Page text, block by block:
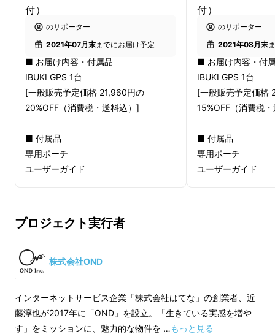
てもつきまといます。また、一人で長時間行動
もしも山の中でトラブルがあった場合にも、遠
常事態に気付ける可能性が高まりますし、もし
も捜索などが必要になった場合にも、早期の発
付）
のサポーター
2021年07月末までにお届け予定
■ お届け内容・付属品
IBUKI GPS 1台
[一般販売予定価格 21,960円の
20%OFF（消費税・送料込）]
■ 付属品
専用ポーチ
ユーザーガイド
※IBUKI GPSは携帯電話の回線を使って
通信を行うため、毎月の通信量やシス
は端末購入費とは別に月額の利用料を
お支払いいただく必要があります。
※専用ポーチはザックのショルダー
ハーネス部分にIBUKI GPS端末をマ
ジックテープで固定できるポーチで、
付）
のサポーター
2021年08月末
■ お届け内容・付
IBUKI GPS 1台
[一般販売予定価格
15%OFF（消費税
■ 付属品
専用ポーチ
ユーザーガイド
※専用ポーチはザ
ハーネス部分に
プロジェクト実行者
株式会社OND
インターネットサービス企業「株式会社はてな」の創業者、近
藤淳也が2017年に「OND」を設立。「生きている実感を増や
す」をミッションに、魅力的な物件を …もっと見る